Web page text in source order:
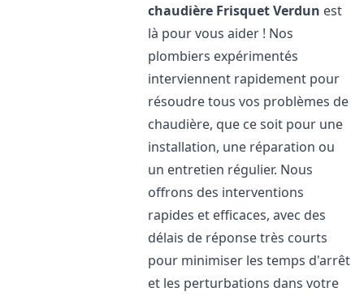
chaudière FrisquetVerdun est
là pour vous aider ! Nos
plombiers expérimentés
interviennent rapidement pour
résoudre tous vos problèmes de
chaudière, que ce soit pour une
installation, une réparation ou
un entretien régulier. Nous
offrons des interventions
rapides et efficaces, avec des
délais de réponse très courts
pour minimiser les temps d'arrêt
et les perturbations dans votre